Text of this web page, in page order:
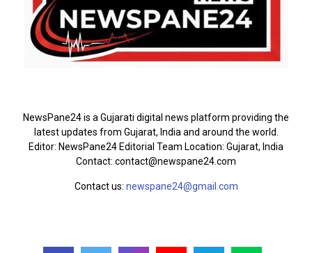
NewsPane24 is a Gujarati digital news platform providing the
latest updates from Gujarat, India and around the world.
Editor: NewsPane24 Editorial Team Location: Gujarat, India
Contact: contact@newspane24.com
Contact us: newspane24@gmail.com